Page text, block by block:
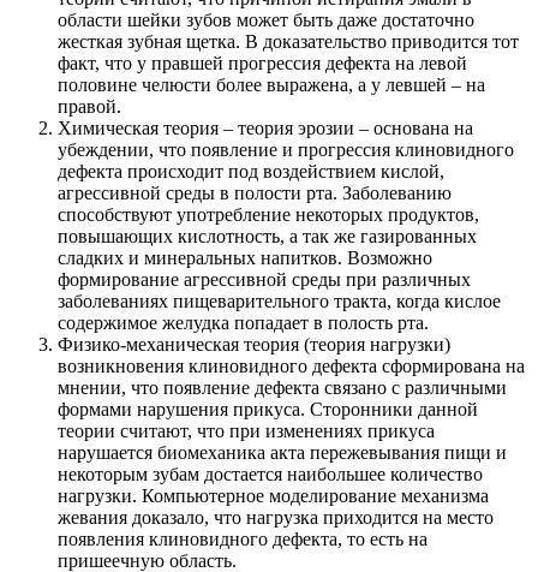
области шейки зубов может быть даже достаточно
жесткая зубная щетка. В доказательство приводится тот
факт, что у правшей прогрессия дефекта на левой
половине челюсти более выражена, а у левшей – на
правой.
Химическая теория – теория эрозии – основана на
убеждении, что появление и прогрессия клиновидного
дефекта происходит под воздействием кислой,
агрессивной среды в полости рта. Заболеванию
способствуют употребление некоторых продуктов,
повышающих кислотность, а так же газированных
сладких и минеральных напитков. Возможно
формирование агрессивной среды при различных
заболеваниях пищеварительного тракта, когда кислое
содержимое желудка попадает в полость рта.
Физико-механическая теория (теория нагрузки)
возникновения клиновидного дефекта сформирована на
мнении, что появление дефекта связано с различными
формами нарушения прикуса. Сторонники данной
теории считают, что при изменениях прикуса
нарушается биомеханика акта пережевывания пищи и
некоторым зубам достается наибольшее количество
нагрузки. Компьютерное моделирование механизма
жевания доказало, что нагрузка приходится на место
появления клиновидного дефекта, то есть на
пришеечную область.